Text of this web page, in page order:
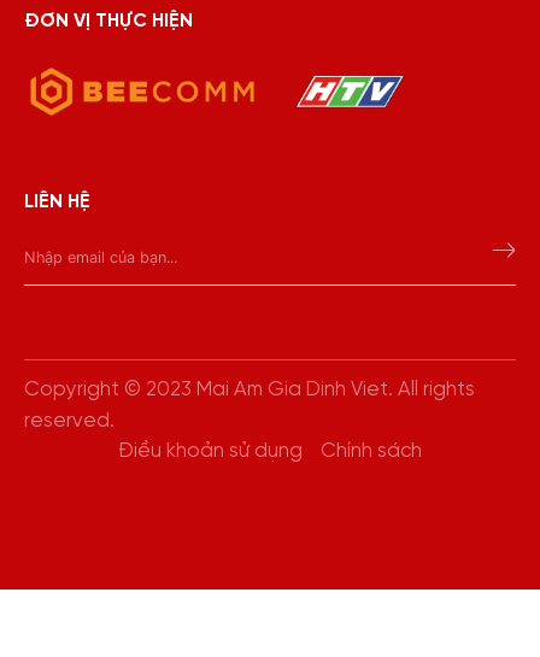
ĐƠN VỊ THỰC HIỆN
LIÊN HỆ
Copyright © 2023 Mai Am Gia Dinh Viet. All rights
reserved.
Điều khoản sử dụng
Chính sách